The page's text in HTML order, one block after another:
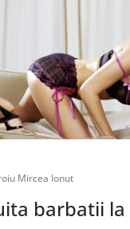
Mircea Ionut
barbatii